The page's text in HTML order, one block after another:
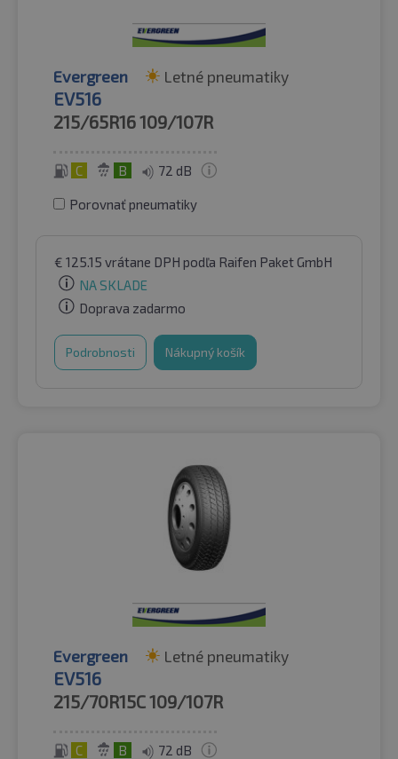
Evergreen Letné pneumatiky
EV516
215/65R16109/107R
C B 72 dB
Porovnať pneumatiky
€ 125.15 vrátane DPH podľa Raifen Paket GmbH
NA SKLADE
Doprava zadarmo
Podrobnosti Nákupný košík
Evergreen Letné pneumatiky
EV516
215/70R15C109/107R
C B 72 dB